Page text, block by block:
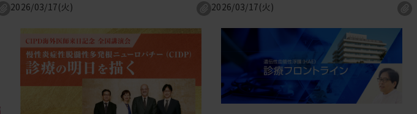
2026/03/17(火) 2026/03/17(火)